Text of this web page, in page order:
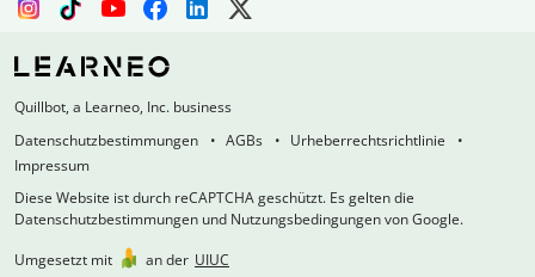
Quillbot, a Learneo, Inc. business
Datenschutzbestimmungen
AGBs
Urheberrechtsrichtlinie
Impressum
Diese Website ist durch reCAPTCHA geschützt. Es gelten die
Datenschutzbestimmungen und Nutzungsbedingungen von Google.
Umgesetzt mit
an der UIUC